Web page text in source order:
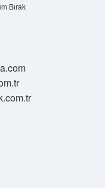
Bırak